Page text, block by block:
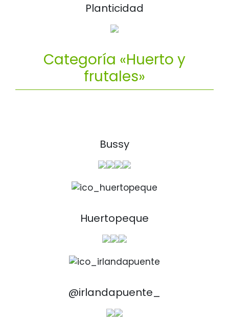
Planticidad
Categoría «Huerto y
frutales»
Bussy
Huertopeque
@irlandapuente_